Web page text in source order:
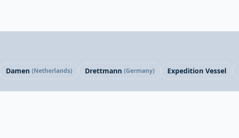
Damen (Netherlands) Drettmann (Germany) Expedition Vessel